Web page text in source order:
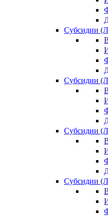
Субсидии
Субсидии
Субсидии
Субсидии